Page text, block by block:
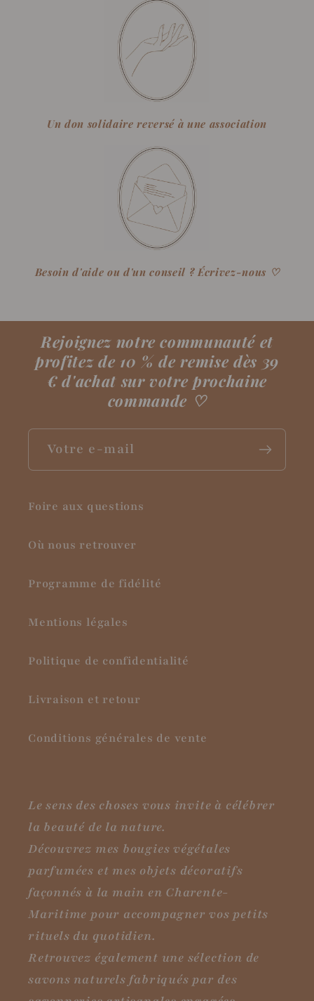
Un don solidaire reversé à une association
Besoin d'aide ou d'un conseil ? Écrivez-nous ♡
Rejoignez notre communauté et
profitez de 10 % de remise dès 39
€ d'achat sur votre prochaine
commande ♡
Votre e-mail
Foire aux questions
Où nous retrouver
Programme de fidélité
Mentions légales
Politique de confidentialité
Livraison et retour
Conditions générales de vente
Le sens des choses vous invite à célébrer
la beauté de la nature.
Découvrez mes bougies végétales
parfumées et mes objets décoratifs
façonnés à la main en Charente-
Maritime pour accompagner vos petits
rituels du quotidien.
Retrouvez également une sélection de
savons naturels fabriqués par des